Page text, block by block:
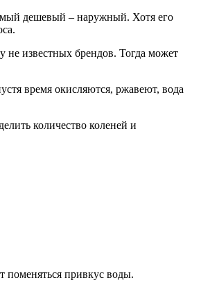
дешевый – наружный. Хотя его
известных брендов. Тогда может
время окисляются, ржавеют, вода
количество коленей и
поменяться привкус воды.